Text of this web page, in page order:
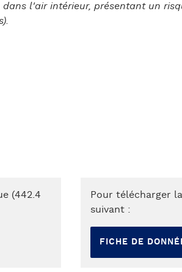
l'air intérieur, présentant un
(442.4
Pour télécharger
suivant :
FICHE DE